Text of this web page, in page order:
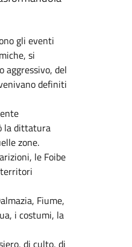
gli eventi
si
aggressivo, del
definiti
la dittatura
zone.
le Foibe
Fiume,
i costumi, la
di culto, di